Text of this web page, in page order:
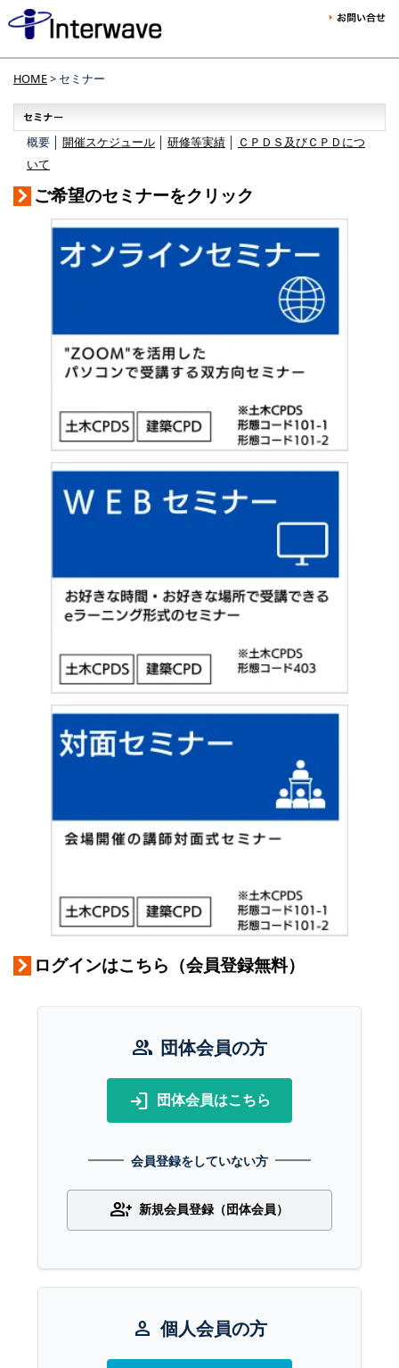
HOME> セミナー
概要 │ 開催スケジュール 研修等実績
ＣＰＤＳ及びＣＰＤにつ
いて
ご希望のセミナーをクリック
ログインはこちら（会員登録無料）
group 団体会員の方
login 団体会員はこちら
会員登録をしていない方
group_add 新規会員登録（団体会員）
person 個人会員の方